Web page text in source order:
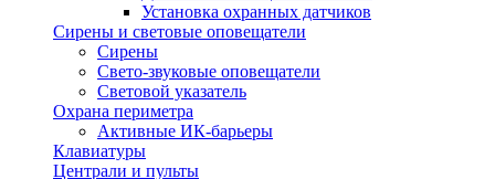
Установка охранных датчиков
Сирены и световые оповещатели
Сирены
Свето-звуковые оповещатели
Световой указатель
Охрана периметра
Активные ИК-барьеры
Клавиатуры
Централи и пульты